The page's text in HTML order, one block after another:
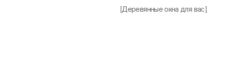
[Деревянные окна для вас]